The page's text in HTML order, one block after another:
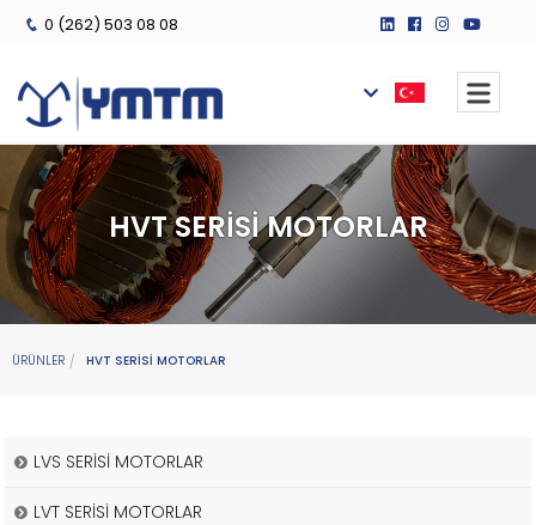
0 (262) 503 08 08
HVT SERİSİ MOTORLAR
ÜRÜNLER HVT SERİSİ MOTORLAR
LVS SERİSİ MOTORLAR
LVT SERİSİ MOTORLAR